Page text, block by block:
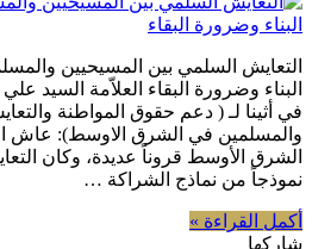
التعايش السلمي بين المسيحيين
البناء وضرورة البقاء العلاّمة السيد
في أثينا لـ ( دعم حقوق المواطنة
والمسلمين في الشرق الاوسط): عاش
الشرق الأوسط قروناً عديدة، وكان
نموذجاً من نماذج الشراكة …
أكمل القراءة »
شاركها